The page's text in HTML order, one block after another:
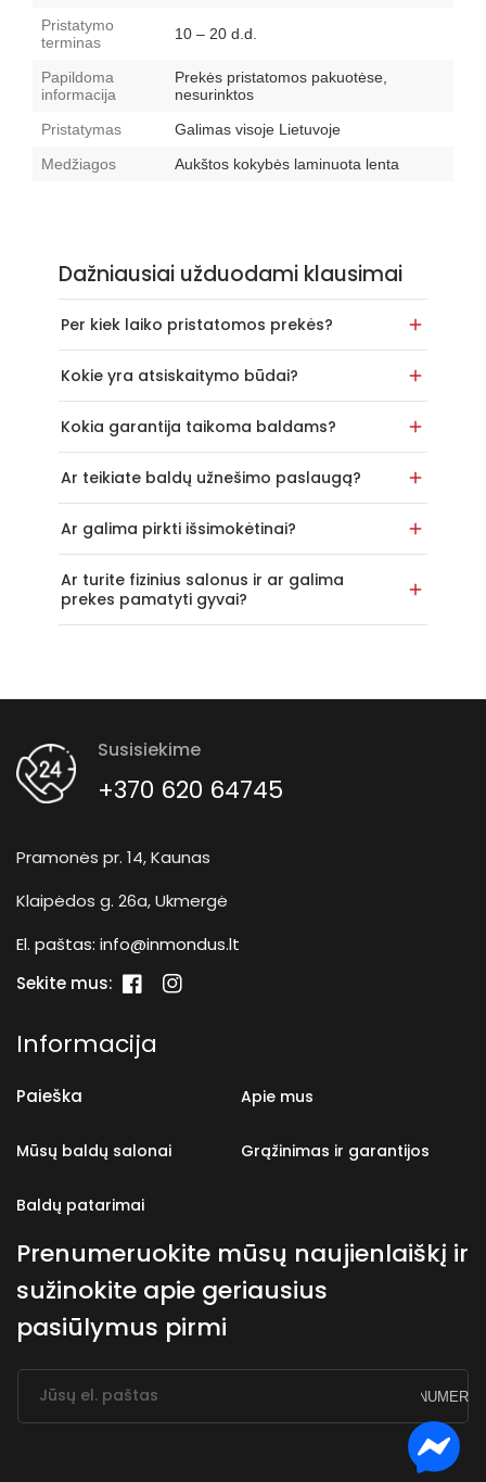
Pristatymo
terminas
10 – 20 d.d.
Papildoma
informacija
Prekės pristatomos pakuotėse,
nesurinktos
Pristatymas
Galimas visoje Lietuvoje
Medžiagos
Aukštos kokybės laminuota lenta
Dažniausiai užduodami klausimai
Per kiek laiko pristatomos prekės?
Kokie yra atsiskaitymo būdai?
Kokia garantija taikoma baldams?
Ar teikiate baldų užnešimo paslaugą?
Ar galima pirkti išsimokėtinai?
Ar turite fizinius salonus ir ar galima
prekes pamatyti gyvai?
Susisiekime
+370 620 64745
Pramonės pr. 14, Kaunas
Klaipėdos g. 26a, Ukmergė
El. paštas: info@inmondus.lt
Sekite mus:
„Facebook“„Instagram“
Informacija
Paieška Apie mus
Mūsų baldų salonai Grąžinimas ir garantijos
Baldų patarimai
Prenumeruokite mūsų naujienlaiškį ir
sužinokite apie geriausius
pasiūlymus pirmi
Jūsų el. paštas